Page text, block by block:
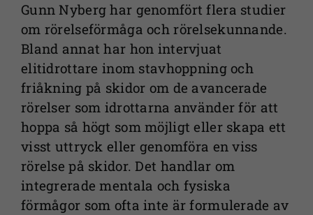
Gunn Nyberg har genomfört flera studier
om rörelseförmåga och rörelsekunnande.
Bland annat har hon intervjuat
elitidrottare inom stavhoppning och
friåkning på skidor om de avancerade
rörelser som idrottarna använder för att
hoppa så högt som möjligt eller skapa ett
visst uttryck eller genomföra en viss
rörelse på skidor. Det handlar om
integrerade mentala och fysiska
förmågor som ofta inte är formulerade av